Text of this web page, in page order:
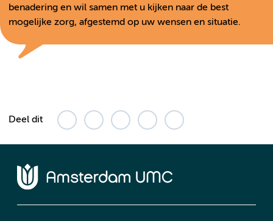
benadering en wil samen met u kijken naar de best
mogelijke zorg, afgestemd op uw wensen en situatie.
Deel dit